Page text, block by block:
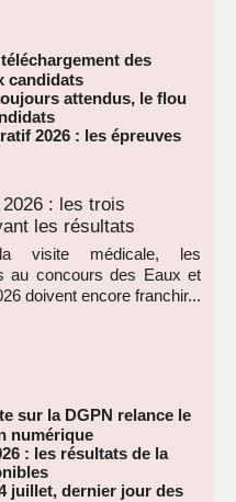
des
candidats
attendus, le flou
2026 : les épreuves
: les trois
les résultats
visite médicale, les
au concours des Eaux et
doivent encore franchir...
sur la DGPN relance le
numérique
: les résultats de la
juillet, dernier jour des